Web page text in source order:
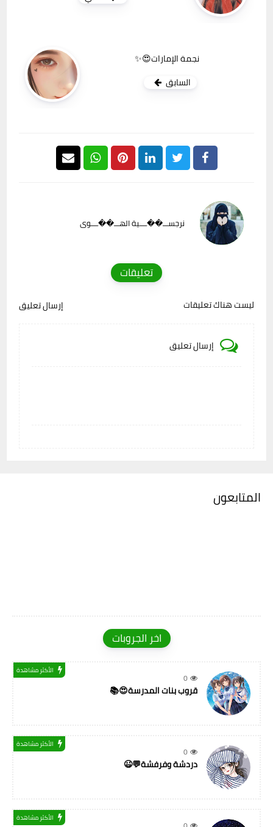
نجمة الإمارات😍✨
السابق
نرجســـ��ــــية الهـــ��ــــوى
تعليقات
ليست هناك تعليقات إرسال تعليق
إرسال تعليق
المتابعون
اخر الجروبات
0
الأكثر مشاهدة
قروب بنات المدرسة😍📚
0
الأكثر مشاهدة
دردشة وفرفشة💬😉
الأكثر مشاهدة